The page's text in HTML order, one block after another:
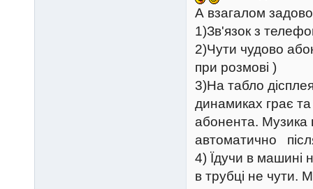
А взагалом
1)Зв'язок з
2)Чути чудово
при розмові )
3)На табло
динамиках грає
абонента. Музика
автоматично
4) Їдучи в машині
в трубці не чути.